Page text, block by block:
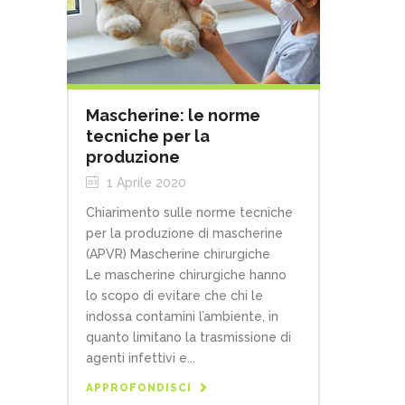
Mascherine: le norme
tecniche per la
produzione
1 Aprile 2020
Chiarimento sulle norme tecniche
per la produzione di mascherine
(APVR) Mascherine chirurgiche
Le mascherine chirurgiche hanno
lo scopo di evitare che chi le
indossa contamini l’ambiente, in
quanto limitano la trasmissione di
agenti infettivi e...
APPROFONDISCI